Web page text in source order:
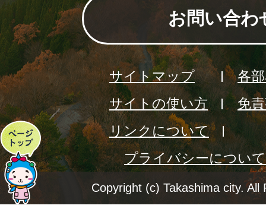
ペ
ー
ジ
お問い合わ
サイトマップ
各
サイトの使い方
免
リンクについて
プライバシーについて
Copyright (c) Takashima city. All